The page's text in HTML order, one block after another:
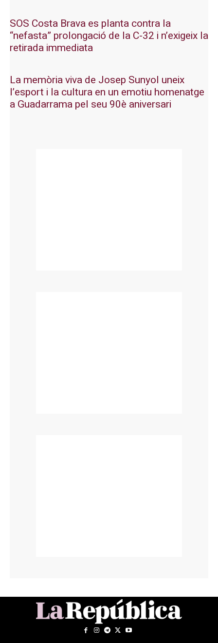
SOS Costa Brava es planta contra la
“nefasta” prolongació de la C-32 i n’exigeix la
retirada immediata
La memòria viva de Josep Sunyol uneix
l’esport i la cultura en un emotiu homenatge
a Guadarrama pel seu 90è aniversari